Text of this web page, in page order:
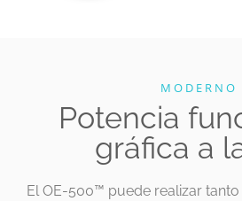
MODERNO
Potencia
gráfica a
El OE-500™ puede realizar